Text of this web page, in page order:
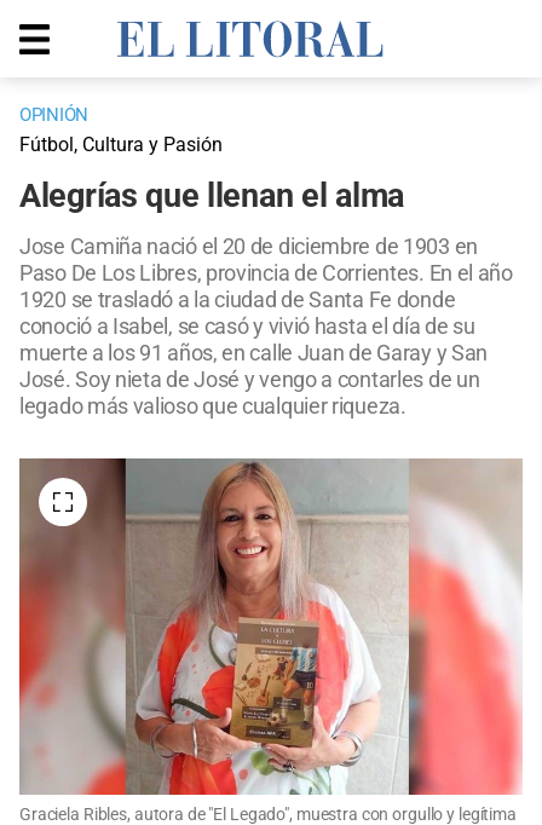
OPINIÓN
Fútbol, Cultura y Pasión
Alegrías que llenan el alma
Jose Camiña nació el 20 de diciembre de 1903 en
Paso De Los Libres, provincia de Corrientes. En el año
1920 se trasladó a la ciudad de Santa Fe donde
conoció a Isabel, se casó y vivió hasta el día de su
muerte a los 91 años, en calle Juan de Garay y San
José. Soy nieta de José y vengo a contarles de un
legado más valioso que cualquier riqueza.
Graciela Ribles, autora de "El Legado", muestra con orgullo y legítima